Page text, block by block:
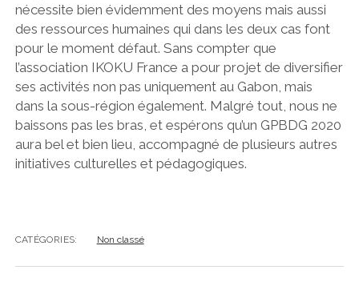
nécessite bien évidemment des moyens mais aussi
des ressources humaines qui dans les deux cas font
pour le moment défaut. Sans compter que
l’association IKOKU France a pour projet de diversifier
ses activités non pas uniquement au Gabon, mais
dans la sous-région également. Malgré tout, nous ne
baissons pas les bras, et espérons qu’un GPBDG 2020
aura bel et bien lieu, accompagné de plusieurs autres
initiatives culturelles et pédagogiques.
CATÉGORIES: Non classé